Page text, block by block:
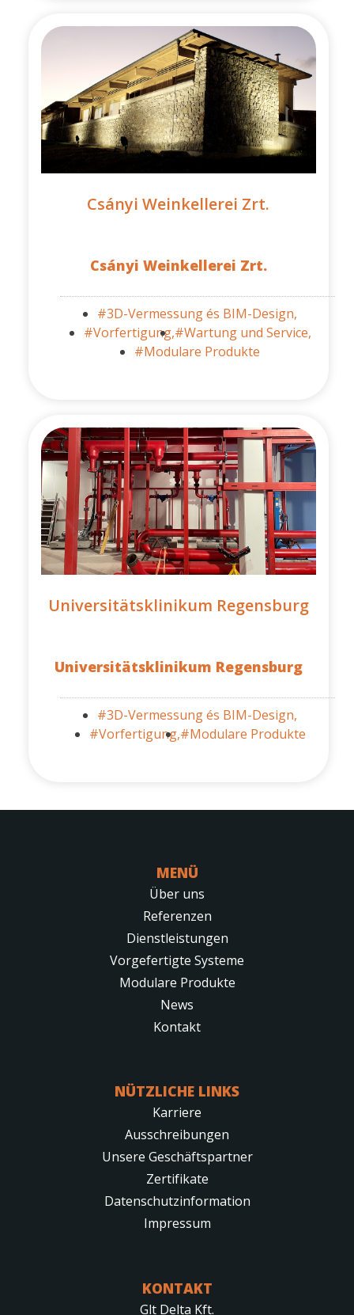
Csányi Weinkellerei Zrt.
Csányi Weinkellerei Zrt.
#3D-Vermessung és BIM-Design,
#Vorfertigung,#Wartung und Service,
#Modulare Produkte
Universitätsklinikum Regensburg
Universitätsklinikum Regensburg
#3D-Vermessung és BIM-Design,
#Vorfertigung,#Modulare Produkte
MENÜ
Über uns
Referenzen
Dienstleistungen
Vorgefertigte Systeme
Modulare Produkte
News
Kontakt
NÜTZLICHE LINKS
Karriere
Ausschreibungen
Unsere Geschäftspartner
Zertifikate
Datenschutzinformation
Impressum
KONTAKT
Glt Delta Kft.